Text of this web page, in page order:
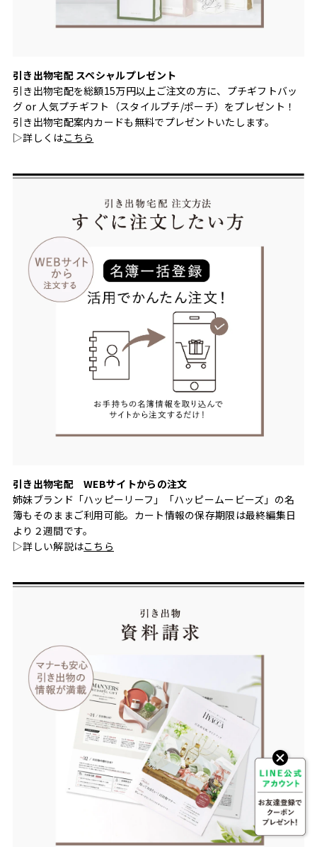
引き出物宅配 スペシャルプレゼント
引き出物宅配を総額15万円以上ご注文の方に、プチギフトバッ
グ or 人気プチギフト（スタイルプチ/ポーチ）をプレゼント！
引き出物宅配案内カードも無料でプレゼントいたします。
▷詳しくはこちら
引き出物宅配 WEBサイトからの注文
姉妹ブランド「ハッピーリーフ」「ハッピームービーズ」の名
簿もそのままご利用可能。カート情報の保存期限は最終編集日
より２週間です。
▷詳しい解説はこちら